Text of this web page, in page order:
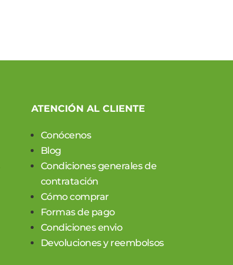
ATENCIÓN AL CLIENTE
Conócenos
Blog
Condiciones generales de
contratación
Cómo comprar
Formas de pago
Condiciones envio
Devoluciones y reembolsos